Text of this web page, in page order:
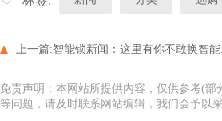
上一篇:智能锁新闻：这里有你不敢换智能
免责声明：本网站所提供内容，仅供参考(
等问题，请及时联系网站编辑，我们会予以